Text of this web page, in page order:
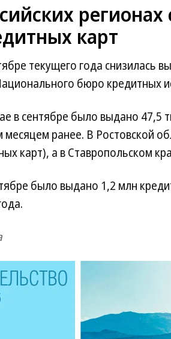
регионах
карт
текущего года снизилась
бюро кредитных
в сентябре было выдано 47,5
ранее. В Ростовской
карт), а в Ставропольском
было выдано 1,2 млн